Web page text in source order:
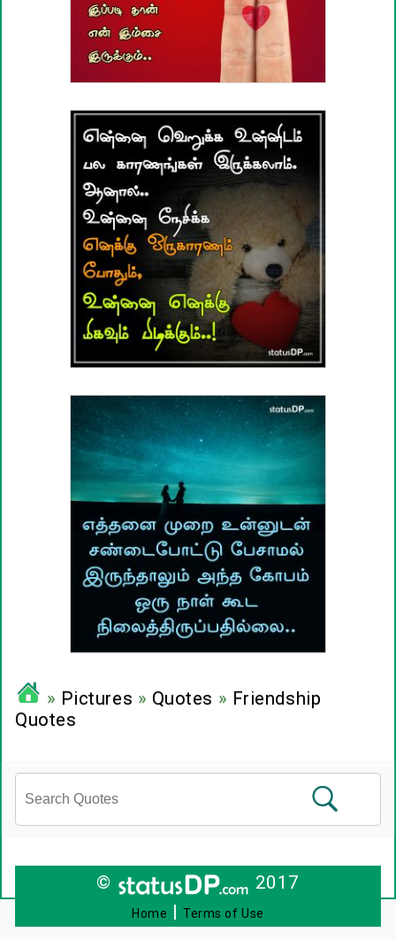
» Pictures » Quotes » Friendship
Quotes
© 2017
Home |Terms of Use